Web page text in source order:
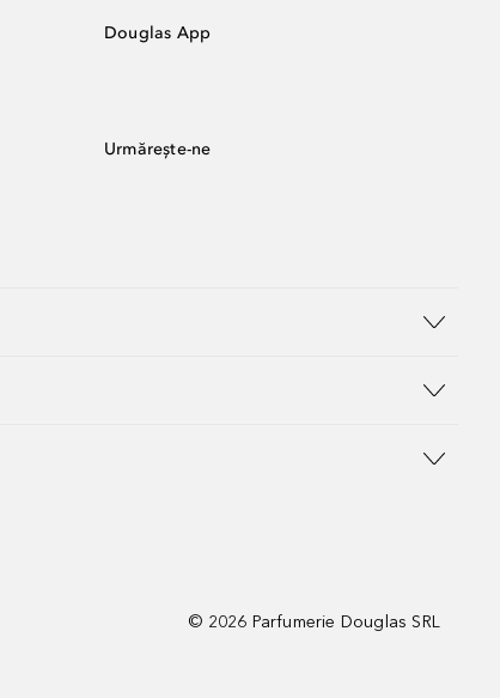
Douglas App
Urmărește-ne
© 2026 Parfumerie Douglas SRL